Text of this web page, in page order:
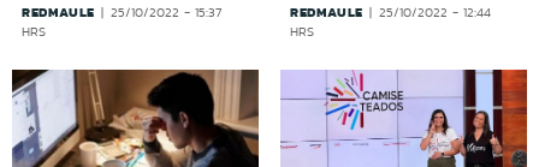
REDMAULE
25/10/2022 - 15:37
HRS
REDMAULE
25/10/2022 - 12:44
HRS